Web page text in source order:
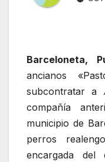
Barceloneta,
ancianos
subcontratar a
compañía
municipio de
perros
encargada del